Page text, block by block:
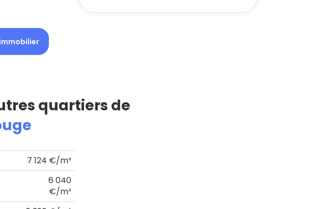
quartiers de
7 124 €/m²
6 040
€/m²